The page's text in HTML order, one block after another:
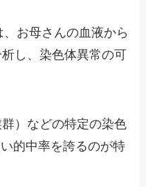
お母さんの血液から
し、染色体異常の可
）などの特定の染色
的中率を誇るのが特